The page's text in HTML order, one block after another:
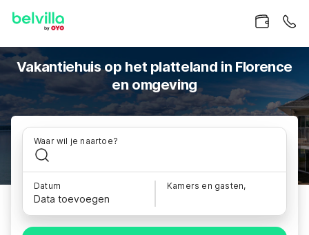
Vakantiehuis op het platteland in Florence
en omgeving
Waar wil je naartoe?
Datum
Data toevoegen
Kamers en gasten,